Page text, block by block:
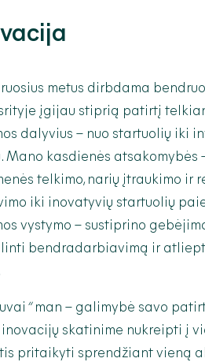
metus dirbdama
įgijau stiprią patirtį
dalyvius – nuo startuolių iki
Mano kasdienės atsakomybės
telkimo, narių įtraukimo ir
iki inovatyvių startuolių
vystymo – sustiprino
bendradarbiavimą ir
“man – galimybė savo
skatinime nukreipti į
pritaikyti sprendžiant vieną